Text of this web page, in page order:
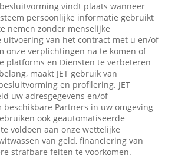
vindt plaats wanneer
persoonlijke informatie gebruikt
nemen zonder menselijke
uitvoering van het contract met u en/of
onze verplichtingen na te komen of
platforms en Diensten te verbeteren
maakt JET gebruik van
en profilering. JET
uw adresgegevens en/of
beschikbare Partners in uw omgeving
ook geautomatiseerde
voldoen aan onze wettelijke
van geld, financiering van
strafbare feiten te voorkomen.